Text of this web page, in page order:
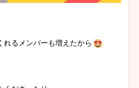
れるメンバーも増えたから